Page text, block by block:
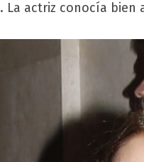
. La actriz conocía bien